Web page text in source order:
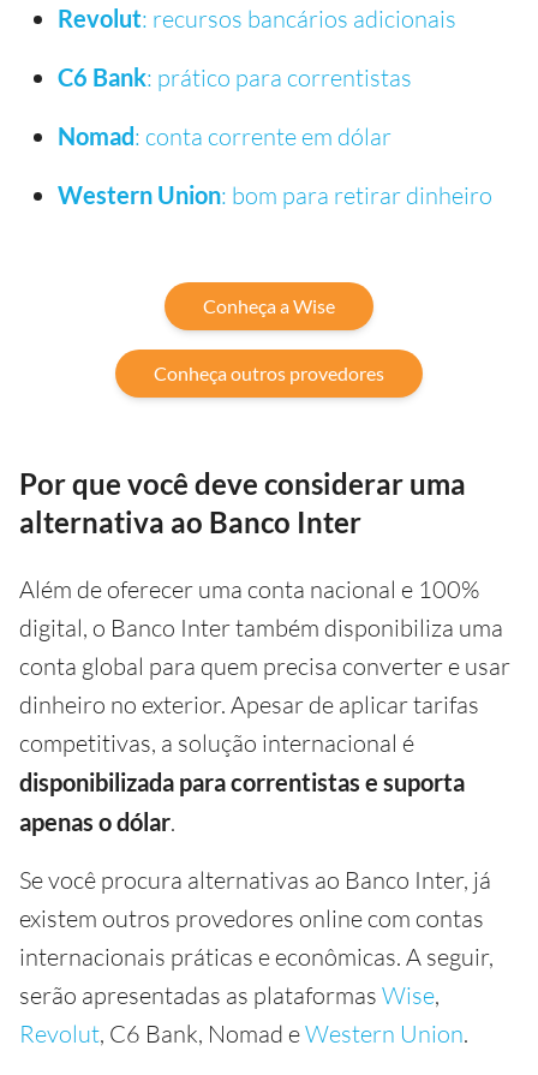
Revolut: recursos bancários adicionais
C6 Bank: prático para correntistas
Nomad: conta corrente em dólar
Western Union: bom para retirar dinheiro
Conheça a Wise
Conheça outros provedores
Por que você deve considerar uma
alternativa ao Banco Inter
Além de oferecer uma conta nacional e 100%
digital, o Banco Inter também disponibiliza uma
conta global para quem precisa converter e usar
dinheiro no exterior. Apesar de aplicar tarifas
competitivas, a solução internacional é
disponibilizada para correntistas e suporta
apenas o dólar.
Se você procura alternativas ao Banco Inter, já
existem outros provedores online com contas
internacionais práticas e econômicas. A seguir,
serão apresentadas as plataformas Wise,
Revolut, C6 Bank, Nomad eWestern Union.